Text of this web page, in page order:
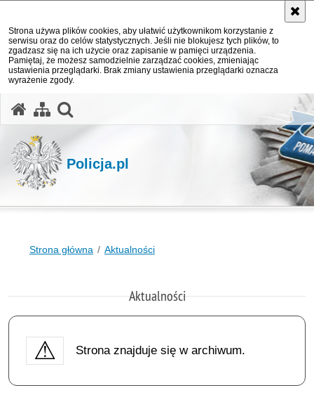
Strona używa plików cookies, aby ułatwić użytkownikom korzystanie z
serwisu oraz do celów statystycznych. Jeśli nie blokujesz tych plików, to
zgadzasz się na ich użycie oraz zapisanie w pamięci urządzenia.
Pamiętaj, że możesz samodzielnie zarządzać cookies, zmieniając
ustawienia przeglądarki. Brak zmiany ustawienia przeglądarki oznacza
wyrażenie zgody.
Policja.pl
Strona główna Aktualności
Aktualności
Strona znajduje się w archiwum.